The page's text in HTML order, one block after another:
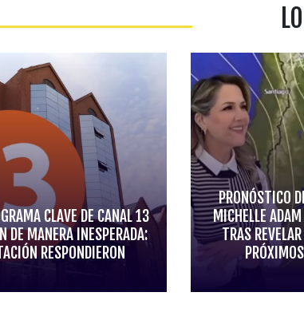
CLAVE DE CANAL 13
DE MANERA INESPERADA:
RESPONDIERON
PRONÓSTICO
MICHELLE
TRAS